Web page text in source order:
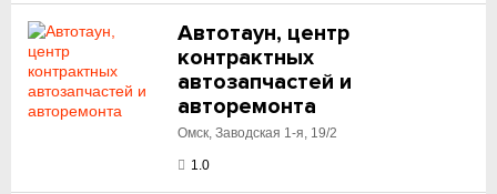
Автотаун, центр
контрактных
автозапчастей и
авторемонта
Омск, Заводская 1-я, 19/2
1.0